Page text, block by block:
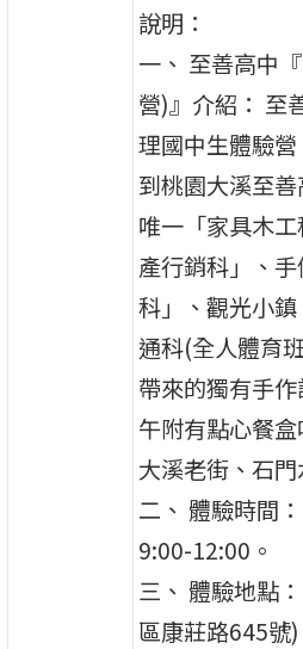
說明：
一、 至善高中
營)』介紹： 至
理國中生體驗
到桃園大溪至
唯一「家具木
產行銷科」、
科」、觀光小
通科(全人體育
帶來的獨有手
午附有點心餐
大溪老街、石門
二、 體驗時間
9:00-12:00。
三、 體驗地點
區康莊路645號)